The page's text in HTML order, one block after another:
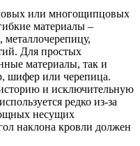
или многощипцовых
материалы –
Для простых
материалы, так и
шифер или черепица.
и исключительную
редко из-за
несущих
наклона кровли должен